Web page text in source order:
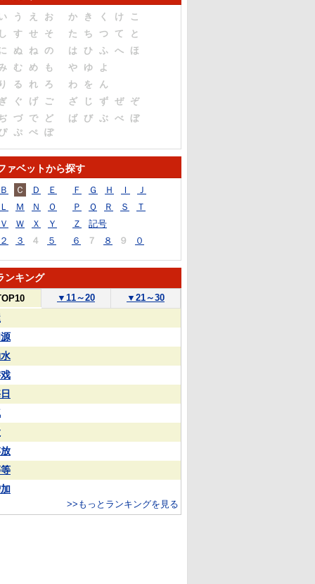
う え お か き く け
こ
し す せ そ た ち つ て
と
ぬ ね の は ひ ふ へ
ほ
む め も や ゆ
よ
り る れ ろ わ を
ん
ぎ ぐ げ ご ざ じ ず ぜ
ぞ
づ で ど ば び ぶ べ
ぼ
ぷ ぺ ぽ
ァベットから探す
Ｂ Ｃ Ｄ Ｅ Ｆ Ｇ Ｈ Ｉ
Ｊ
Ｌ Ｍ Ｎ Ｏ Ｐ Ｑ Ｒ Ｓ
Ｔ
Ｖ Ｗ Ｘ Ｙ Ｚ
記号
２ ３ ４ ５ ６ ７ ８ ９ ０
ンキング
▼ 11～20 ▼ 21～30
>>もっとランキングを見る